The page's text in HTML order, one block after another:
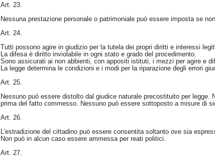
Art. 23.
Nessuna prestazione personale o patrimoniale può essere imposta se
Art. 24.
Tutti possono agire in giudizio per la tutela dei propri diritti e interessi
La difesa è diritto inviolabile in ogni stato e grado del procedimento.
Sono assicurati ai non abbienti, con appositi istituti, i mezzi per agire e
La legge determina le condizioni e i modi per la riparazione degli errori
Art. 25.
Nessuno può essere distolto dal giudice naturale precostituito per
prima del fatto commesso. Nessuno può essere sottoposto a misure di
Art. 26.
L'estradizione del cittadino può essere consentita soltanto ove sia
Non può in alcun caso essere ammessa per reati politici.
Art. 27.